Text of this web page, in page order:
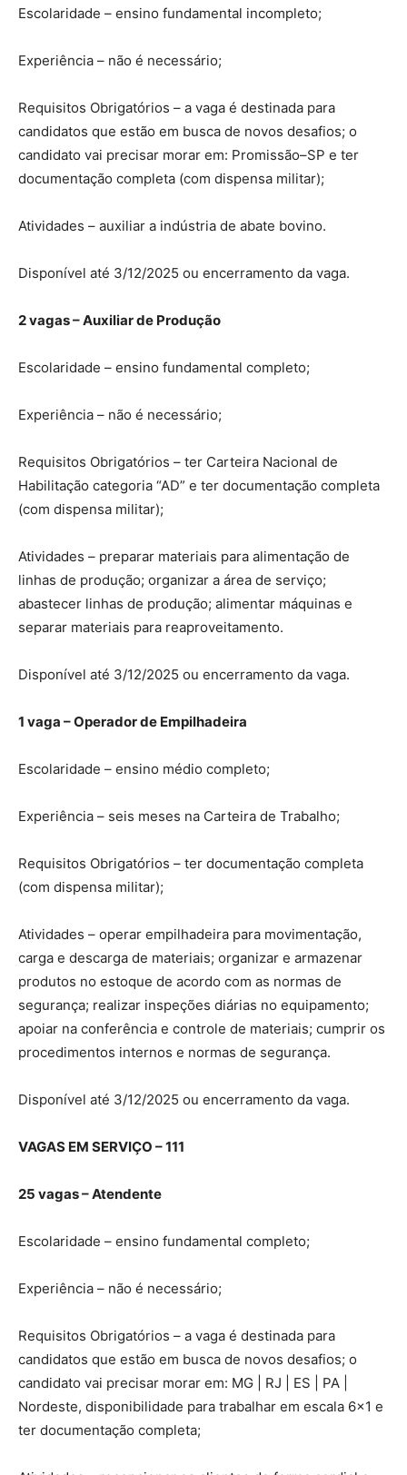
Escolaridade – ensino fundamental incompleto;
Experiência – não é necessário;
Requisitos Obrigatórios – a vaga é destinada para
candidatos que estão em busca de novos desafios; o
candidato vai precisar morar em: Promissão–SP e ter
documentação completa (com dispensa militar);
Atividades – auxiliar a indústria de abate bovino.
Disponível até 3/12/2025 ou encerramento da vaga.
2 vagas – Auxiliar de Produção
Escolaridade – ensino fundamental completo;
Experiência – não é necessário;
Requisitos Obrigatórios – ter Carteira Nacional de
Habilitação categoria “AD” e ter documentação completa
(com dispensa militar);
Atividades – preparar materiais para alimentação de
linhas de produção; organizar a área de serviço;
abastecer linhas de produção; alimentar máquinas e
separar materiais para reaproveitamento.
Disponível até 3/12/2025 ou encerramento da vaga.
1 vaga – Operador de Empilhadeira
Escolaridade – ensino médio completo;
Experiência – seis meses na Carteira de Trabalho;
Requisitos Obrigatórios – ter documentação completa
(com dispensa militar);
Atividades – operar empilhadeira para movimentação,
carga e descarga de materiais; organizar e armazenar
produtos no estoque de acordo com as normas de
segurança; realizar inspeções diárias no equipamento;
apoiar na conferência e controle de materiais; cumprir os
procedimentos internos e normas de segurança.
Disponível até 3/12/2025 ou encerramento da vaga.
VAGAS EM SERVIÇO – 111
25 vagas – Atendente
Escolaridade – ensino fundamental completo;
Experiência – não é necessário;
Requisitos Obrigatórios – a vaga é destinada para
candidatos que estão em busca de novos desafios; o
candidato vai precisar morar em: MG | RJ | ES | PA |
Nordeste, disponibilidade para trabalhar em escala 6×1 e
ter documentação completa;